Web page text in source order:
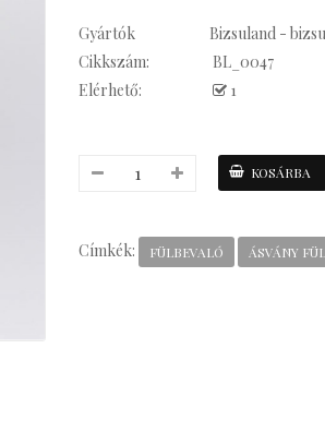
Gyártók
Bizsuland -
Cikkszám:
BL_0047
Elérhető:
1
Címkék: FÜLBEVALÓ ÁSVÁNY